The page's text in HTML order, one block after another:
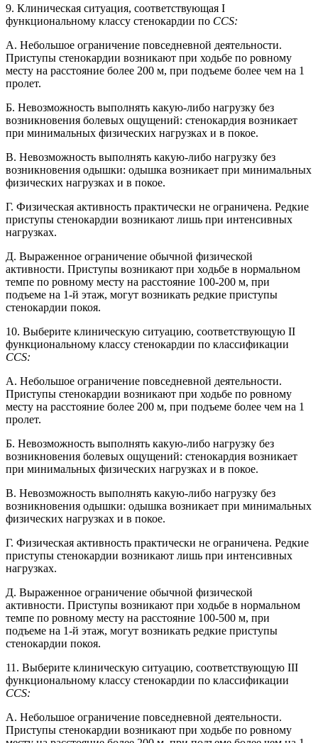
9. Клиническая ситуация, соответствующая I
функциональному классу стенокардии по CCS:
А. Небольшое ограничение повседневной деятельности.
Приступы стенокардии возникают при ходьбе по ровному
месту на расстояние более 200 м, при подъеме более чем на 1
пролет.
Б. Невозможность выполнять какую-либо нагрузку без
возникновения болевых ощущений: стенокардия возникает
при минимальных физических нагрузках и в покое.
В. Невозможность выполнять какую-либо нагрузку без
возникновения одышки: одышка возникает при минимальных
физических нагрузках и в покое.
Г. Физическая активность практически не ограничена. Редкие
приступы стенокардии возникают лишь при интенсивных
нагрузках.
Д. Выраженное ограничение обычной физической
активности. Приступы возникают при ходьбе в нормальном
темпе по ровному месту на расстояние 100-200 м, при
подъеме на 1-й этаж, могут возникать редкие приступы
стенокардии покоя.
10. Выберите клиническую ситуацию, соответствующую II
функциональному классу стенокардии по классификации
CCS:
A. Небольшое ограничение повседневной деятельности.
Приступы стенокардии возникают при ходьбе по ровному
месту на расстояние более 200 м, при подъеме более чем на 1
пролет.
Б. Невозможность выполнять какую-либо нагрузку без
возникновения болевых ощущений: стенокардия возникает
при минимальных физических нагрузках и в покое.
B. Невозможность выполнять какую-либо нагрузку без
возникновения одышки: одышка возникает при минимальных
физических нагрузках и в покое.
Г. Физическая активность практически не ограничена. Редкие
приступы стенокардии возникают лишь при интенсивных
нагрузках.
Д. Выраженное ограничение обычной физической
активности. Приступы возникают при ходьбе в нормальном
темпе по ровному месту на расстояние 100-500 м, при
подъеме на 1-й этаж, могут возникать редкие приступы
стенокардии покоя.
11. Выберите клиническую ситуацию, соответствующую III
функциональному классу стенокардии по классификации
CCS:
А. Небольшое ограничение повседневной деятельности.
Приступы стенокардии возникают при ходьбе по ровному